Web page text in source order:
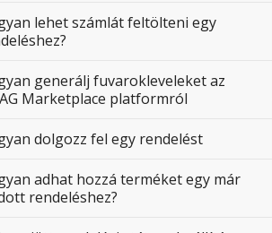
lehet számlát feltölteni egy
generálj fuvarokleveleket az
Marketplace platformról
dolgozz fel egy rendelést
adhat hozzá terméket egy már
rendeléshez?